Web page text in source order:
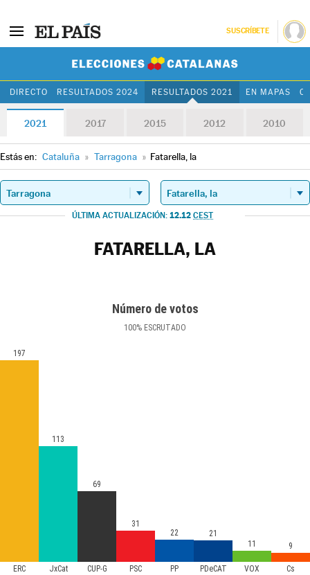
SUSCRÍBETE
DIRECTO RESULTADOS 2024 RESULTADOS 2021 EN MAPAS
2021 2017 2015 2012 2010
Estás en: Cataluña » Tarragona » Fatarella, la
ÚLTIMA ACTUALIZACIÓN: 12.12 CEST
FATARELLA, LA
Número de votos
100% ESCRUTADO
ERC JxCat CUP-G PSC PP PDeCAT VOX Cs
197
113
69
31
22
21
11
9